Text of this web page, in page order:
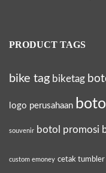
PRODUCT TAGS
bike tag biketag
logo perusahaan
souvenir botol promosi
custom emoney cetak tumbler